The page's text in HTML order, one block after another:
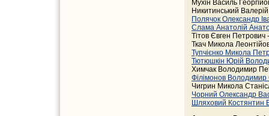
Мухін Василь
Никитинський
Полячок Олександр
Слама Анатолій
Тітов Євген Петрович
Ткач Микола
Тупчієнко Микола
Тютюшкін Юрій
Химчак Володимир
Філімонов Володимир
Чигрин Микола
Чорний Олександр
Шляховий Костянтин